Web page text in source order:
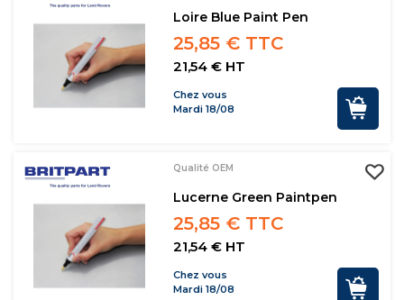
Loire Blue Paint Pen
25,85 € TTC
21,54 € HT
Chez vous
Mardi 18/08
Qualité OEM
Lucerne Green Paintpen
25,85 € TTC
21,54 € HT
Chez vous
Mardi 18/08